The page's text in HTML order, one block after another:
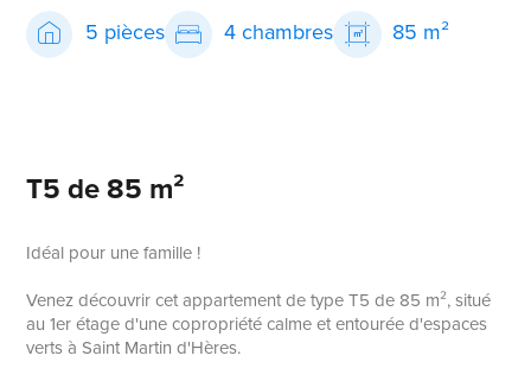
5 pièces 4 chambres 85 m²
T5 de 85 m²
Idéal pour une famille !
Venez découvrir cet appartement de type T5 de 85 m², situé
au 1er étage d'une copropriété calme et entourée d'espaces
verts à Saint Martin d'Hères.